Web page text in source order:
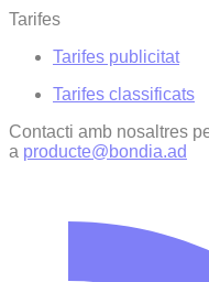
Tarifes
Tarifes publicitat
Tarifes classificats
Contacti amb nosaltres
a producte@bondia.ad